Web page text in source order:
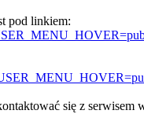
pod linkiem:
się z